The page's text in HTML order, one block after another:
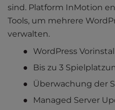
sind. Platform InMotion
Tools, um mehrere
verwalten.
WordPress
Bis zu 3
Überwachung der
Managed Server